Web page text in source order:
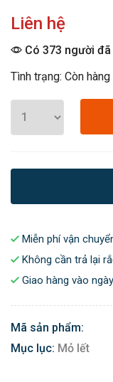
Liên hệ
Có 373 người
Tình trạng: Còn hàng
Miễn phí vận
Không cần trả lại
Giao hàng vào
Mã sản phẩm:
Mục lục: Mỏ lết